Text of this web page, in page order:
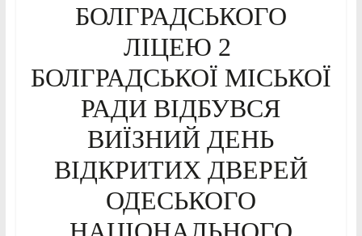
БОЛГРАДСЬКОГО
ЛІЦЕЮ 2
БОЛГРАДСЬКОЇ МІСЬКОЇ
РАДИ ВІДБУВСЯ
ВИЇЗНИЙ ДЕНЬ
ВІДКРИТИХ ДВЕРЕЙ
ОДЕСЬКОГО